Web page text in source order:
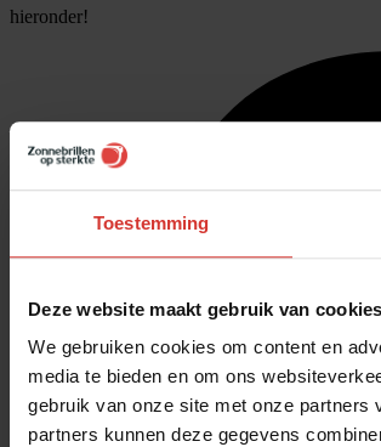
Toestemming
Deze website maakt gebruik van cookies
We gebruiken cookies om content en
media te bieden en om ons
gebruik van onze site met onze partners
partners kunnen deze gegevens
hieronder!